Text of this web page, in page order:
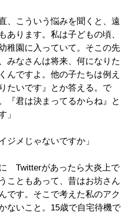
、こういう悩みを聞くと、遠
あります。私は子どもの頃、
稚園に入っていて。そこの先
みなさんは将来、何になりた
んですよ。他の子たちは例え
たいです』とか答える。で
『君は決まってるからね』と
」
ジメじゃないですか」
Twitterがあったら大炎上で
こともあって、昔はお坊さん
です。そこで考えた私のアク
ないこと。15歳で自宅待機で